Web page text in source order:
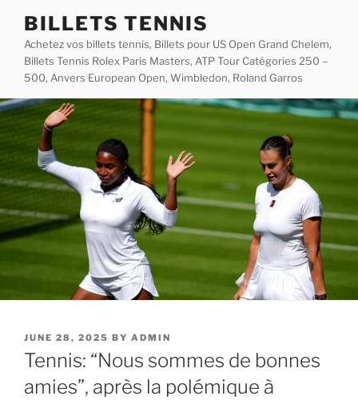
content
BILLETS TENNIS
Achetez vos billets tennis, Billets pour US Open Grand Chelem,
Billets Tennis Rolex Paris Masters, ATP Tour Catégories 250 –
500, Anvers European Open, Wimbledon, Roland Garros
POSTED
ON
JUNE 28, 2025 BY ADMIN
Tennis: “Nous sommes de bonnes
amies”, après la polémique à